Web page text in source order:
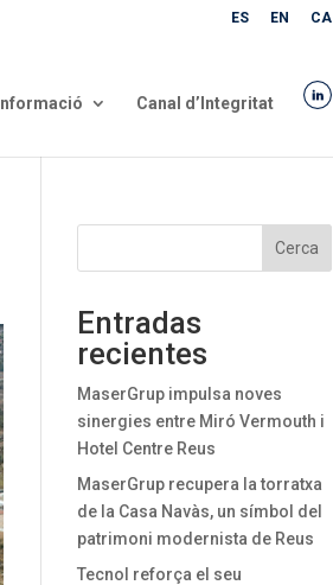
ES EN CA
Informació Canal d’Integritat
Cerca
Entradas
recientes
MaserGrup impulsa noves
sinergies entre Miró Vermouth i
Hotel Centre Reus
MaserGrup recupera la torratxa
de la Casa Navàs, un símbol del
patrimoni modernista de Reus
Tecnol reforça el seu